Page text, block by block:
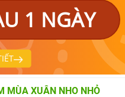
1 NGÀY
MÙA XUÂN NHO NHỎ